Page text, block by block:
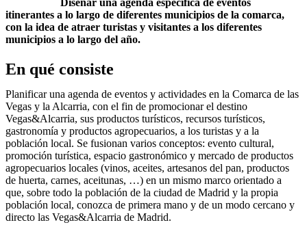
Diseñar una agenda específica de eventos
itinerantes a lo largo de diferentes municipios de la comarca,
con la idea de atraer turistas y visitantes a los diferentes
municipios a lo largo del año.
En qué consiste
Planificar una agenda de eventos y actividades en la Comarca de las
Vegas y la Alcarria, con el fin de promocionar el destino
Vegas&Alcarria, sus productos turísticos, recursos turísticos,
gastronomía y productos agropecuarios, a los turistas y a la
población local. Se fusionan varios conceptos: evento cultural,
promoción turística, espacio gastronómico y mercado de productos
agropecuarios locales (vinos, aceites, artesanos del pan, productos
de huerta, carnes, aceitunas, …) en un mismo marco orientado a
que, sobre todo la población de la ciudad de Madrid y la propia
población local, conozca de primera mano y de un modo cercano y
directo las Vegas&Alcarria de Madrid.